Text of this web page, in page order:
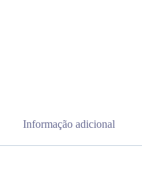
Informação adicional